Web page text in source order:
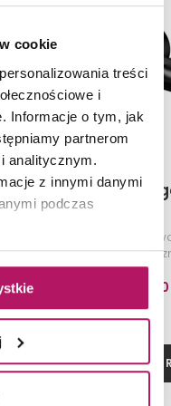
cookie
treści
i
Informacje o tym, jak
partnerom
analitycznym.
z innymi danymi
podczas
Cersanit
Bateria
ZOBACZ